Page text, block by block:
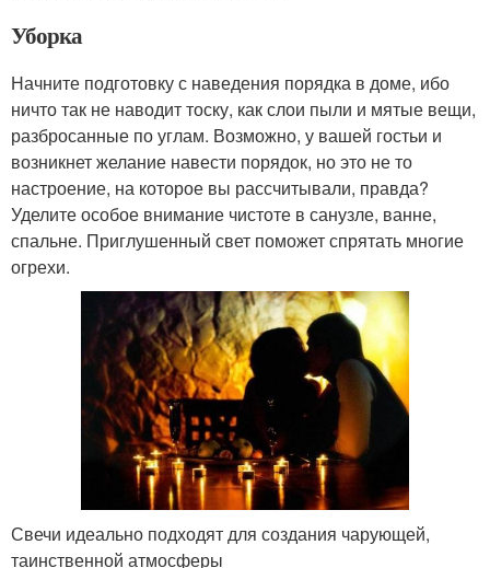
Уборка
Начните подготовку с наведения порядка в доме, ибо
ничто так не наводит тоску, как слои пыли и мятые вещи,
разбросанные по углам. Возможно, у вашей гостьи и
возникнет желание навести порядок, но это не то
настроение, на которое вы рассчитывали, правда?
Уделите особое внимание чистоте в санузле, ванне,
спальне. Приглушенный свет поможет спрятать многие
огрехи.
Свечи идеально подходят для создания чарующей,
таинственной атмосферы